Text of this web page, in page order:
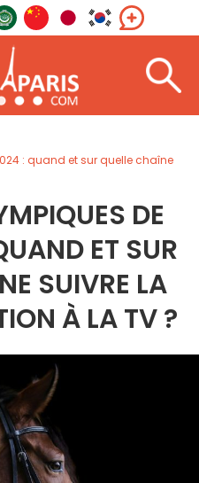
: quand et sur quelle chaîne
DE
ET SUR
SUIVRE LA
À LA TV ?